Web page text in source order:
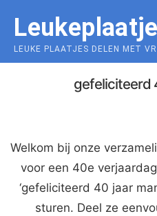
content
LEUKE PLAATJES DELEN MET
gefeliciteerd
Welkom bij onze
voor een 40e
‘gefeliciteerd 40 jaar
sturen. Deel ze